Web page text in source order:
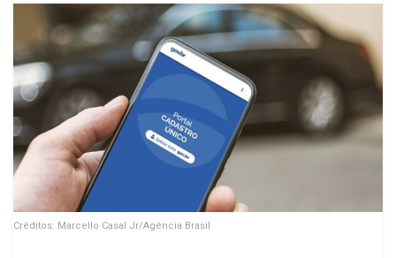
Créditos: Marcello Casal Jr/Agência Brasil